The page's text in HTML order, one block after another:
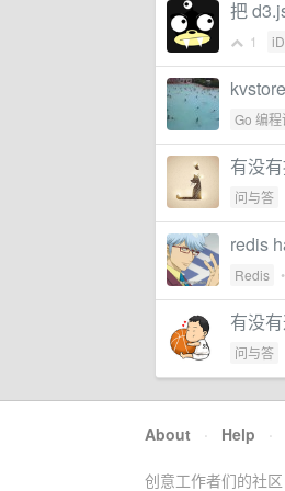
把
1
Go 编
有没
问与答
redis
Redis •
有没
问与答
About · Help ·
创意工作者们的社区